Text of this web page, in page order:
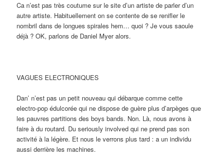
Ca n’est pas très coutume sur le site d’un artiste de parler d’un
autre artiste. Habituellement on se contente de se renifler le
nombril dans de longues spirales hem… quoi ? Je vous saoule
déjà ? OK, parlons de Daniel Myer alors.
VAGUES ELECTRONIQUES
Dan’ n’est pas un petit nouveau qui débarque comme cette
electro-pop édulcorée qui ne dispose de guère plus d’arpèges que
les pauvres partitions des boys bands. Non. Là, nous avons à
faire à du routard. Du seriously involved qui ne prend pas son
activité à la légère. Et nous le verrons plus tard : a un individu
aussi derrière les machines.